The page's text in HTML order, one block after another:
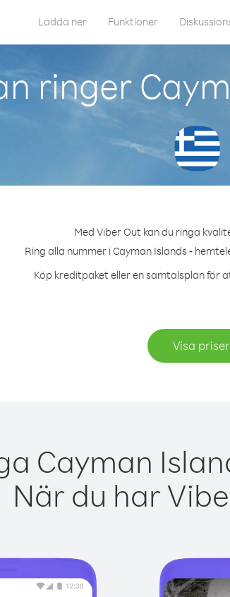
Ladda ner Funktioner
ringer
Med Viber Out kan du ringa
Ring alla nummer i Cayman Islands -
Köp kreditpaket eller en samtalsplan för
Visa
Cayman
När du har